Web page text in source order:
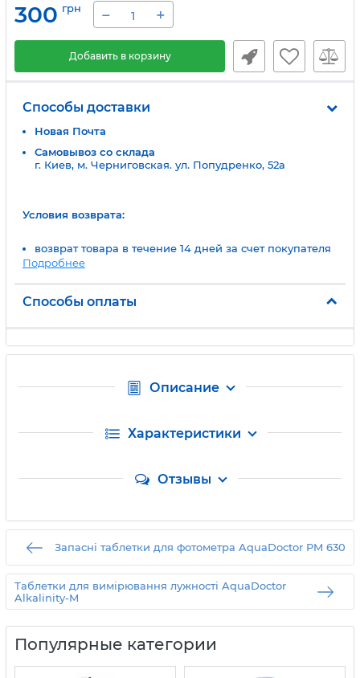
300 грн − +
Добавить в корзину
Способы доставки
Новая Почта
Самовывоз со склада
г. Киев, м. Черниговская. ул. Попудренко, 52а
Условия возврата:
возврат товара в течение 14 дней за счет покупателя
Подробнее
Способы оплаты
Описание
Характеристики
Отзывы
Запасні таблетки для фотометра AquaDoctor PM 630
Таблетки для вимірювання лужності AquaDoctor
Alkalinity-M
Популярные категории